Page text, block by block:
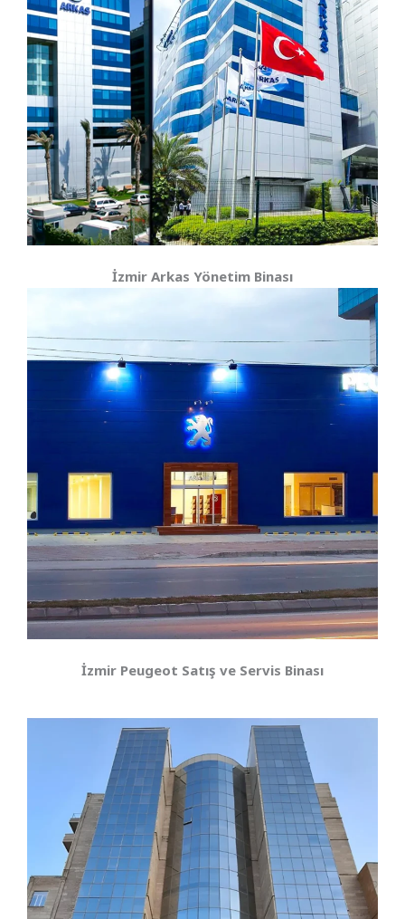
İzmir Arkas Yönetim Binası
İzmir Peugeot Satış ve Servis Binası